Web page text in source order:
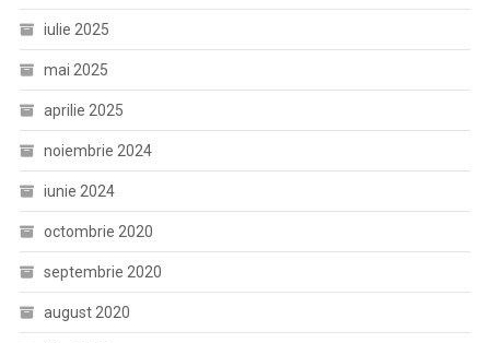
iulie 2025
mai 2025
aprilie 2025
noiembrie 2024
iunie 2024
octombrie 2020
septembrie 2020
august 2020